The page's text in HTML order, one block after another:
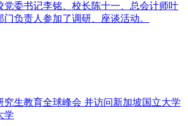
党委书记李铭、校长陈十一、总会计师叶
负责人参加了调研、座谈活动。
究生教育全球峰会 并访问新加坡国立大学
学